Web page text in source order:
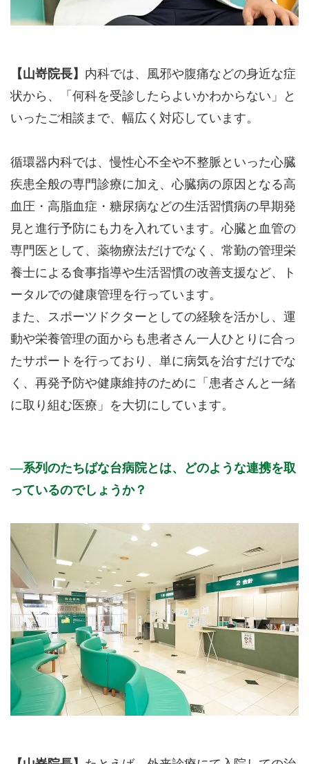
【山嵜院長】 内科では、風邪や腹痛などの身近な症
状から、「何科を受診したらよいかわからない」と
いったご相談まで、幅広く対応しています。
循環器内科では、慢性心不全や不整脈といった心臓
疾患全般の専門診療に加え、心臓病の原因となる高
血圧・高脂血症・糖尿病などの生活習慣病の早期発
見と進行予防にも力を入れています。心臓と血管の
専門医として、薬物療法だけでなく、常勤の管理栄
養士による食事指導や生活習慣の改善支援など、ト
ータルでの健康管理を行っています。
また、スポーツドクターとしての経験を活かし、運
動や栄養管理の面からも患者さん一人ひとりに合っ
たサポートを行っており、単に病気を治すだけでな
く、再発予防や健康維持のために「患者さんと一緒
に取り組む医療」を大切にしています。
系列のたちばな台病院とは、どのような連携を取
っているのでしょうか？